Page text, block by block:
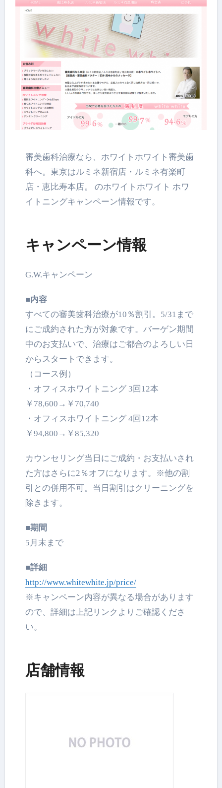
審美歯科治療なら、ホワイトホワイト審美歯
科へ。東京はルミネ新宿店・ルミネ有楽町
店・恵比寿本店。 のホワイトホワイト ホワ
イトニングキャンペーン情報です。
キャンペーン情報
G.W.キャンペーン
■内容
すべての審美歯科治療が10％割引。5/31まで
にご成約された方が対象です。バーゲン期間
中のお支払いで、治療はご都合のよろしい日
からスタートできます。
（コース例）
・オフィスホワイトニング 3回12本
￥78,600→￥70,740
・オフィスホワイトニング 4回12本
￥94,800→￥85,320
カウンセリング当日にご成約・お支払いされ
た方はさらに2％オフになります。※他の割
引との併用不可。 当日割引はクリーニングを
除きます。
■期間
5月末まで
■詳細
http://www.whitewhite.jp/price/
※キャンペーン内容が異なる場合があります
ので、詳細は上記リンクよりご確認くださ
い。
店舗情報